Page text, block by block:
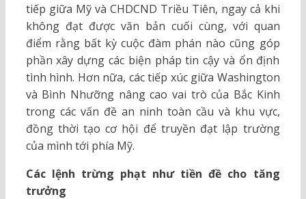
tiếp giữa Mỹ và CHDCND Triều Tiên, ngay cả khi
không đạt được văn bản cuối cùng, với quan
điểm rằng bất kỳ cuộc đàm phán nào cũng góp
phần xây dựng các biện pháp tin cậy và ổn định
tình hình. Hơn nữa, các tiếp xúc giữa Washington
và Bình Nhưỡng nâng cao vai trò của Bắc Kinh
trong các vấn đề an ninh toàn cầu và khu vực,
đồng thời tạo cơ hội để truyền đạt lập trường
của mình tới phía Mỹ.
Các lệnh trừng phạt như tiền đề cho tăng
trưởng